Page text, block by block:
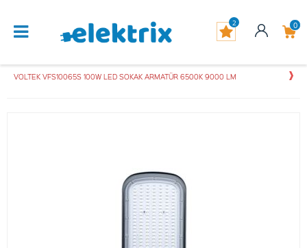
0
2
VOLTEK VFS10065S 100W LED SOKAK ARMATÜR 6500K 9000 LM